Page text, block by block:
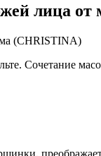
лица
(CHRISTINA)
Сочетание